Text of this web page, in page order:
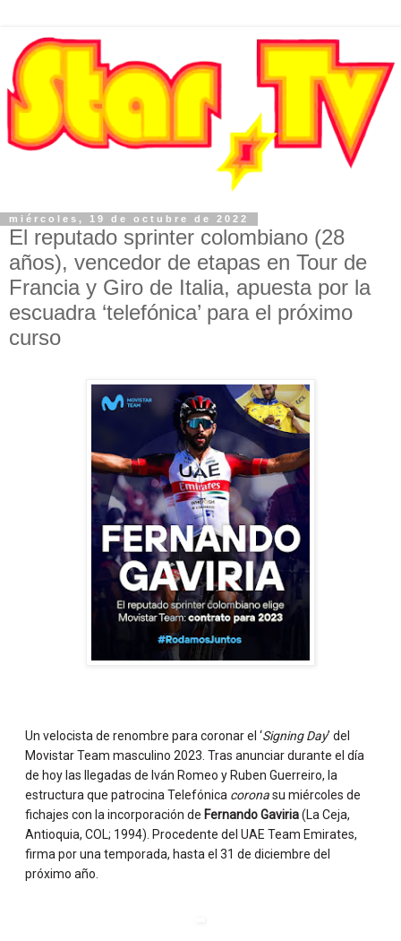
miércoles, 19 de octubre de 2022
El reputado sprinter colombiano (28
años), vencedor de etapas en Tour de
Francia y Giro de Italia, apuesta por la
escuadra ‘telefónica’ para el próximo
curso
Un velocista de renombre para coronar el ‘Signing Day’ del
Movistar Team masculino 2023. Tras anunciar durante el día
de hoy las llegadas de Iván Romeo y Ruben Guerreiro, la
estructura que patrocina Telefónica coronasu miércoles de
fichajes con la incorporación de Fernando Gaviria(La Ceja,
Antioquia, COL; 1994). Procedente del UAE Team Emirates,
firma por una temporada, hasta el 31 de diciembre del
próximo año.